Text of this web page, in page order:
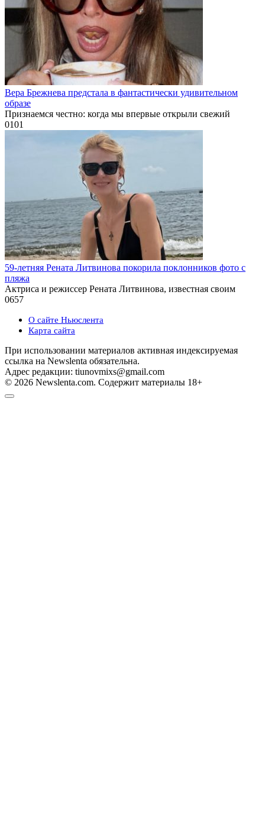
Вера Брежнева предстала в фантастически удивительном
образе
Признаемся честно: когда мы впервые открыли свежий
0101
59-летняя Рената Литвинова покорила поклонников фото с
пляжа
Актриса и режиссер Рената Литвинова, известная своим
0657
О сайте Ньюслента
Карта сайта
При использовании материалов активная индексируемая
ссылка на Newslenta обязательна.
Адрес редакции: tiunovmixs@gmail.com
© 2026 Newslenta.com. Содержит материалы 18+